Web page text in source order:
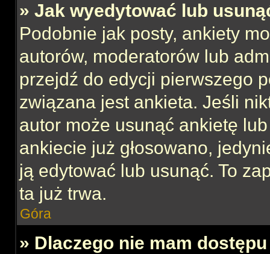
» Jak wyedytować lub
Podobnie jak posty, ankiety
autorów, moderatorów lub
przejdź do edycji pierwszego
związana jest ankieta. Jeśli
autor może usunąć ankietę
ankiecie już głosowano,
ją edytować lub usunąć. To
ta już trwa.
Góra
» Dlaczego nie mam dostępu